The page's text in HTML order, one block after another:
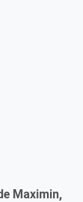
Maximin,